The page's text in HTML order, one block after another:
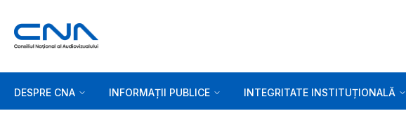
DESPRE CNA INFORMAȚII PUBLICE INTEGRITATE INSTITUȚIONALĂ